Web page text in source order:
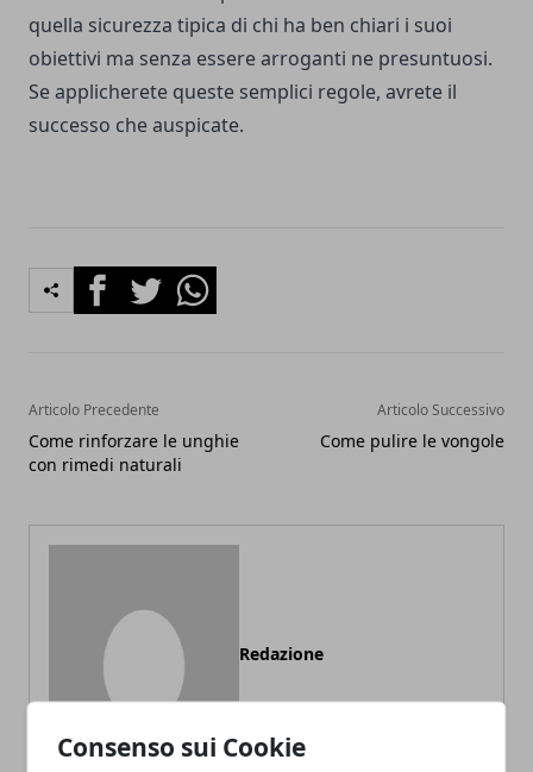
Consenso sui Cookie
quella sicurezza tipica di chi ha ben chiari i suoi
obiettivi ma senza essere arroganti ne presuntuosi.
Se applicherete queste semplici regole, avrete il
successo che auspicate.
FacebookTwitterWhatsapp
Articolo Precedente
Come rinforzare le unghie
con rimedi naturali
Articolo Successivo
Come pulire le vongole
Redazione